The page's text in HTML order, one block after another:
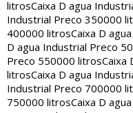
litrosCaixa D agua
Industrial Preco 350000
400000 litrosCaixa D
D agua Industrial Preco
Preco 550000 litrosCaixa
litrosCaixa D agua
Industrial Preco 700000
750000 litrosCaixa D